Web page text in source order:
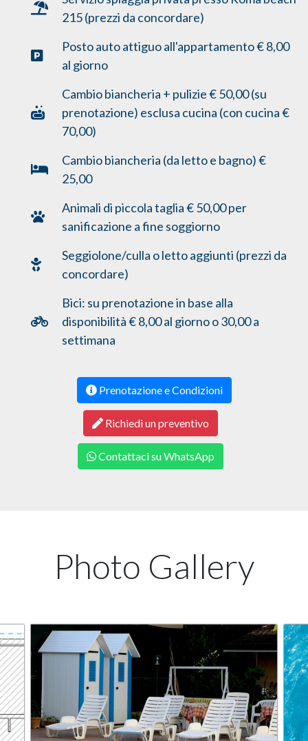
215 (prezzi da concordare)
Posto auto attiguo all'appartamento € 8,00
al giorno
Cambio biancheria + pulizie € 50,00 (su
prenotazione) esclusa cucina (con cucina €
70,00)
Cambio biancheria (da letto e bagno) €
25,00
Animali di piccola taglia € 50,00 per
sanificazione a fine soggiorno
Seggiolone/culla o letto aggiunti (prezzi da
concordare)
Bici: su prenotazione in base alla
disponibilità € 8,00 al giorno o 30,00 a
settimana
Prenotazione e Condizioni
Richiedi un preventivo
Contattaci su WhatsApp
Photo Gallery